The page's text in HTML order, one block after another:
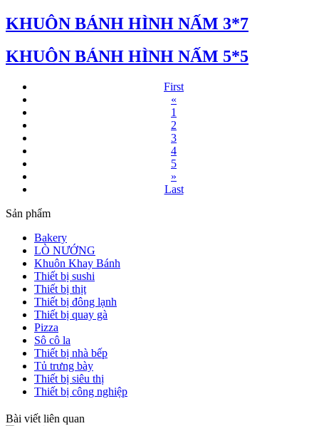
KHUÔN BÁNH HÌNH NẤM 3*7
KHUÔN BÁNH HÌNH NẤM 5*5
First
«
1
2
3
4
5
»
Last
Sản phẩm
Bakery
LÒ NƯỚNG
Khuôn Khay Bánh
Thiết bị sushi
Thiết bị thịt
Thiết bị đông lạnh
Thiết bị quay gà
Pizza
Sô cô la
Thiết bị nhà bếp
Tủ trưng bày
Thiết bị siêu thị
Thiết bị công nghiệp
Bài viết liên quan